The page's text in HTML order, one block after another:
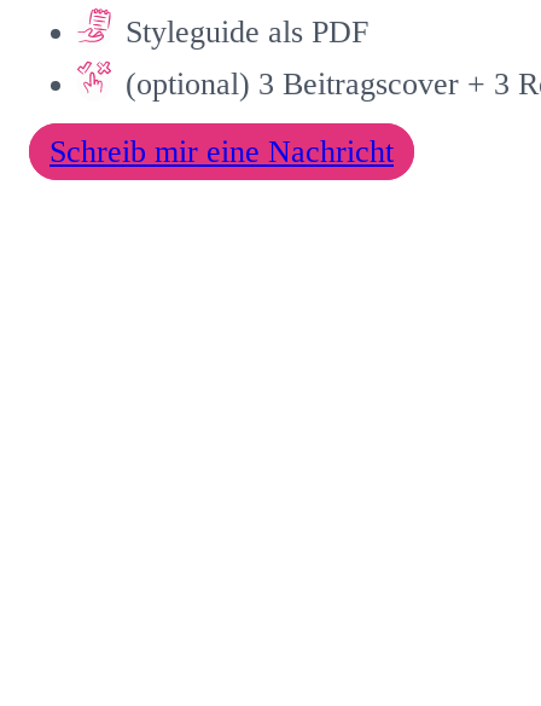
Styleguide als PDF
(optional) 3 Beitragscover + 3
Schreib mir eine Nachricht